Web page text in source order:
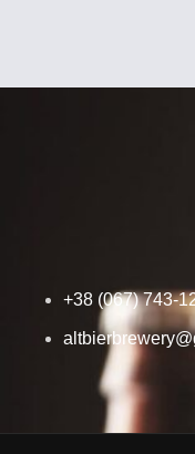
+38 (067) 743-